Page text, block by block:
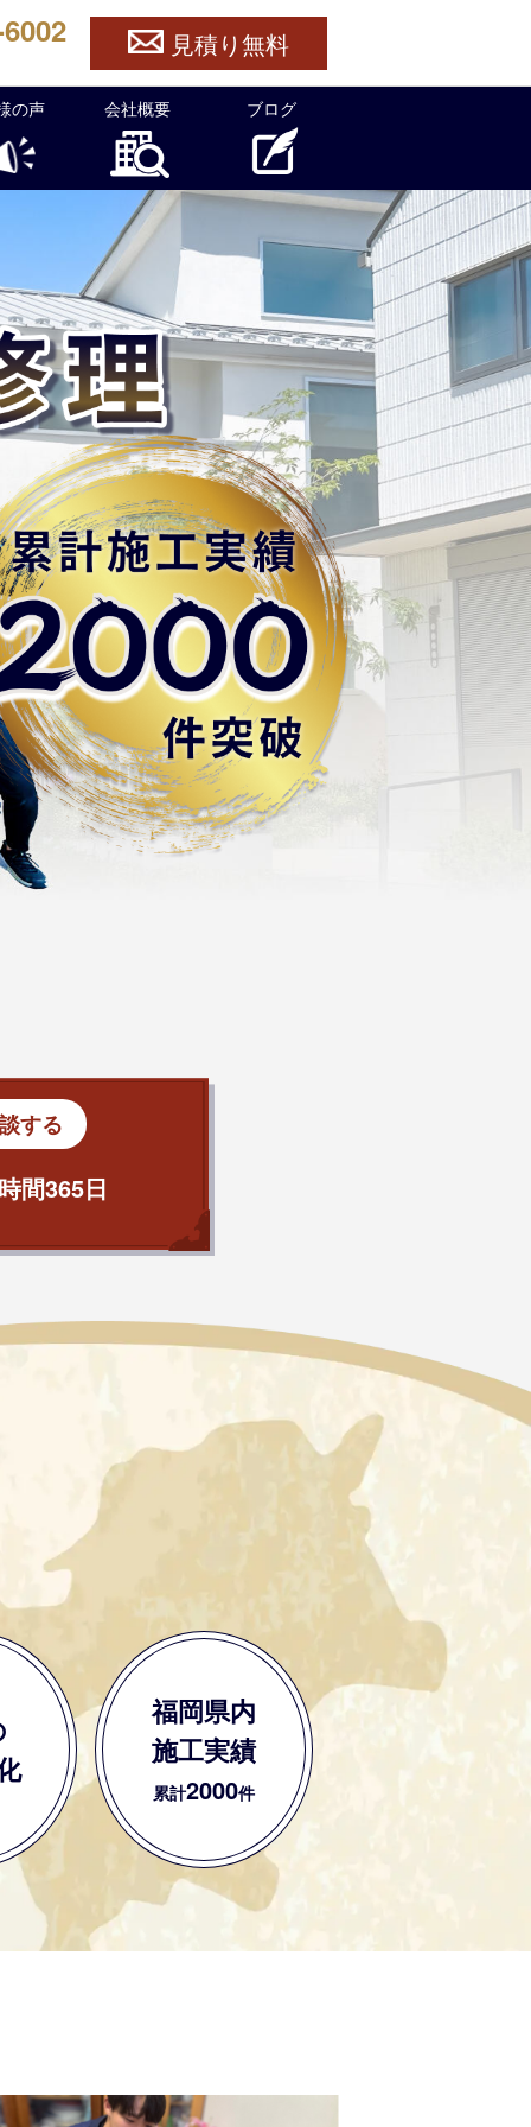
見積り無料
兵衛ルーフへ！
の声 会社概要 ブログ
する
間365日
福岡県内
施工実績
累計2000件